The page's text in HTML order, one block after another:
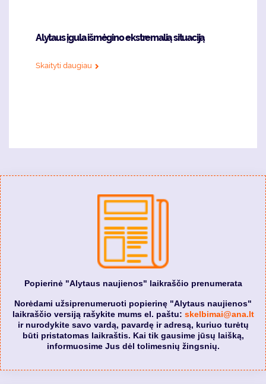
Alytaus įgula išmėgino ekstremalią situaciją
Skaityti daugiau
Popierinė "Alytaus naujienos" laikraščio prenumerata
Norėdami užsiprenumeruoti popierinę "Alytaus naujienos"
laikraščio versiją rašykite mums el. paštu: skelbimai@ana.lt
ir nurodykite savo vardą, pavardę ir adresą, kuriuo turėtų
būti pristatomas laikraštis. Kai tik gausime jūsų laišką,
informuosime Jus dėl tolimesnių žingsnių.